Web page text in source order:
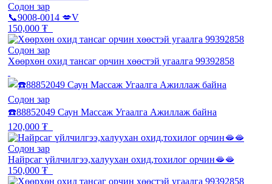
Содон зар
📞9008-0014 💋V
150,000 ₮
Содон зар
Хөөрхөн охид тансаг орчин хөөстэй угаалга 99392858
Содон зар
☎️88852049 Саун Массаж Угаалга Ажиллаж байна
120,000 ₮
Содон зар
Найрсаг үйлчилгээ,халуухан охид,тохилог орчин🫦🫦
150,000 ₮